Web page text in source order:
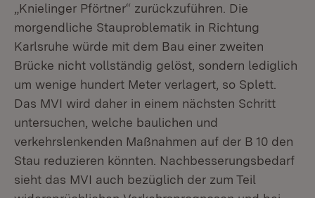
„Knielinger Pförtner“ zurückzuführen. Die
morgendliche Stauproblematik in Richtung
Karlsruhe würde mit dem Bau einer zweiten
Brücke nicht vollständig gelöst, sondern lediglich
um wenige hundert Meter verlagert, so Splett.
Das MVI wird daher in einem nächsten Schritt
untersuchen, welche baulichen und
verkehrslenkenden Maßnahmen auf der B 10 den
Stau reduzieren könnten. Nachbesserungsbedarf
sieht das MVI auch bezüglich der zum Teil